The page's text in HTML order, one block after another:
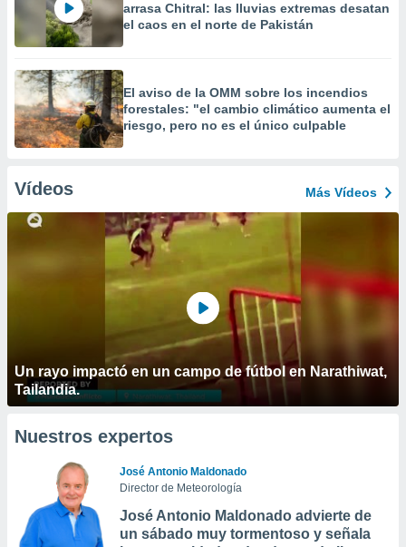
arrasa Chitral: las lluvias extremas desatan
el caos en el norte de Pakistán
El aviso de la OMM sobre los incendios
forestales: "el cambio climático aumenta el
riesgo, pero no es el único culpable
Vídeos Más Vídeos
Un rayo impactó en un campo de fútbol en Narathiwat,
Tailandia.
Nuestros expertos
José Antonio Maldonado
Director de Meteorología
José Antonio Maldonado advierte de
un sábado muy tormentoso y señala